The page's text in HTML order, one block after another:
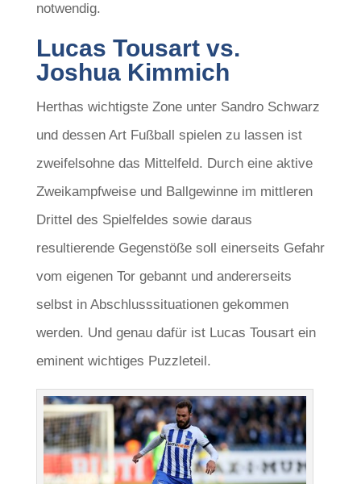
notwendig.
Lucas Tousart vs.
Joshua Kimmich
Herthas wichtigste Zone unter Sandro Schwarz
und dessen Art Fußball spielen zu lassen ist
zweifelsohne das Mittelfeld. Durch eine aktive
Zweikampfweise und Ballgewinne im mittleren
Drittel des Spielfeldes sowie daraus
resultierende Gegenstöße soll einerseits Gefahr
vom eigenen Tor gebannt und andererseits
selbst in Abschlusssituationen gekommen
werden. Und genau dafür ist Lucas Tousart ein
eminent wichtiges Puzzleteil.